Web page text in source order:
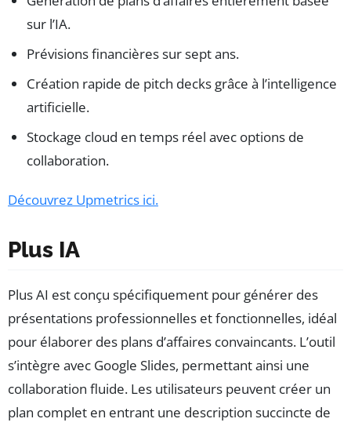
sur l’IA.
Prévisions financières sur sept ans.
Création rapide de pitch decks grâce à l’intelligence
artificielle.
Stockage cloud en temps réel avec options de
collaboration.
Découvrez Upmetrics ici.
Plus IA
Plus AI est conçu spécifiquement pour générer des
présentations professionnelles et fonctionnelles, idéal
pour élaborer des plans d’affaires convaincants. L’outil
s’intègre avec Google Slides, permettant ainsi une
collaboration fluide. Les utilisateurs peuvent créer un
plan complet en entrant une description succincte de